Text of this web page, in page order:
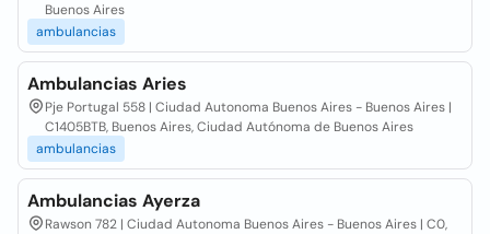
Buenos Aires
ambulancias
Ambulancias Aries
Pje Portugal 558 | Ciudad Autonoma Buenos Aires - Buenos Aires |
C1405BTB, Buenos Aires, Ciudad Autónoma de Buenos Aires
ambulancias
Ambulancias Ayerza
Rawson 782 | Ciudad Autonoma Buenos Aires - Buenos Aires | C0,